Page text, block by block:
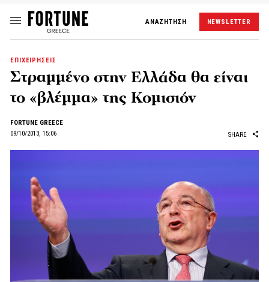
ΑΝΑΖΗΤΗΣΗ NEWSLETTER
ΕΠΙΧΕΙΡΗΣΕΙΣ
Στραμμένο στην Ελλάδα θα είναι
το «βλέμμα» της Κομισιόν
FORTUNE GREECE
09/10/2013, 15:06
SHARE